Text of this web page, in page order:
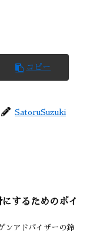
コピー
SatoruSuzuki
するためのポイ
ンアドバイザーの鈴